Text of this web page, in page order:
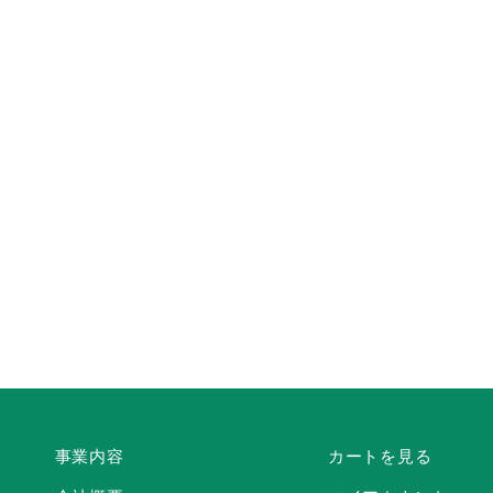
事業内容 カートを見る